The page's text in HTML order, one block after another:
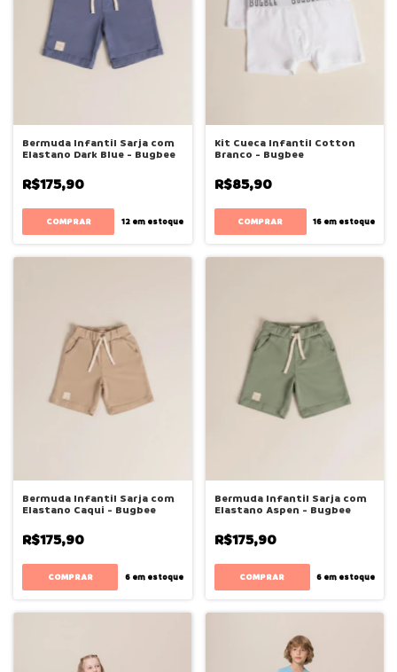
Bermuda Infantil Sarja com
Elastano Dark Blue - Bugbee
R$175,90
COMPRAR 12em estoque
Kit Cueca Infantil Cotton
Branco - Bugbee
R$85,90
COMPRAR 16 em estoque
Bermuda Infantil Sarja com
Elastano Caqui - Bugbee
R$175,90
COMPRAR 6em estoque
Bermuda Infantil Sarja com
Elastano Aspen - Bugbee
R$175,90
COMPRAR 6 em estoque